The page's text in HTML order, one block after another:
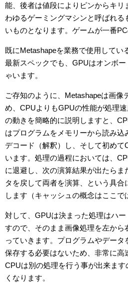
能、後者は値段によりピンからキリ
わゆるゲーミングマシンと呼ばれる
いものとなります。ゲームが一番
既にMetashapeを業務で使用してい
最新スペックでも、GPUはオンボ
ゃいます。
ご存知のように、Metashapeは画像
め、CPUよりもGPUの性能が処理
の動きを簡略的に説明しますと、
はプログラムをメモリーから読み込
デコード（解釈）し、そして初め
います。処理の過程においては、
に退避し、次の演算結果が出たらま
タを戻して両者を演算、という具合
します（キャッシュの概念はここで
対して、GPUは決まった処理はハ
すので、そのまま画像処理を左から
っていきます。プログラムやデー
保存する必要はないため、非常に高
CPUは別の処理を行う事が出来ま
くなります。